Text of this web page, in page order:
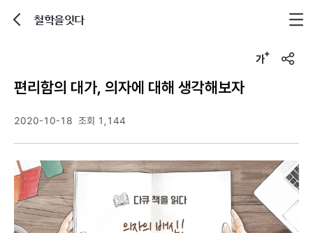
철학을잇다
u
편리함의 대가, 의자에 대해 생각해보자
2020-10-18 조회 1,144